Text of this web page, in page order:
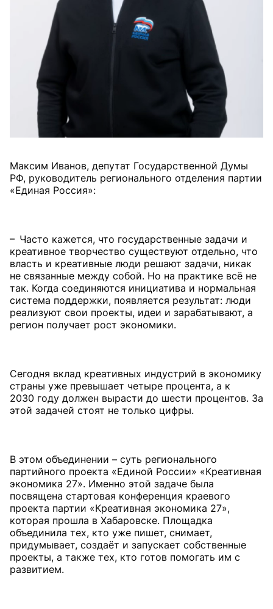
Максим Иванов, депутат Государственной Думы
РФ, руководитель регионального отделения партии
«Единая Россия»:
– Часто кажется, что государственные задачи и
креативное творчество существуют отдельно, что
власть и креативные люди решают задачи, никак
не связанные между собой. Но на практике всё не
так. Когда соединяются инициатива и нормальная
система поддержки, появляется результат: люди
реализуют свои проекты, идеи и зарабатывают, а
регион получает рост экономики.
Сегодня вклад креативных индустрий в экономику
страны уже превышает четыре процента, а к
2030 году должен вырасти до шести процентов. За
этой задачей стоят не только цифры.
В этом объединении – суть регионального
партийного проекта «Единой России» «Креативная
экономика 27». Именно этой задаче была
посвящена стартовая конференция краевого
проекта партии «Креативная экономика 27»,
которая прошла в Хабаровске. Площадка
объединила тех, кто уже пишет, снимает,
придумывает, создаёт и запускает собственные
проекты, а также тех, кто готов помогать им с
развитием.